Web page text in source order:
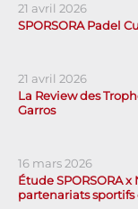
21 avril 2026
SPORSORA Padel
21 avril 2026
La Review des
Garros
16 mars 2026
Étude SPORSORA
partenariats sportifs